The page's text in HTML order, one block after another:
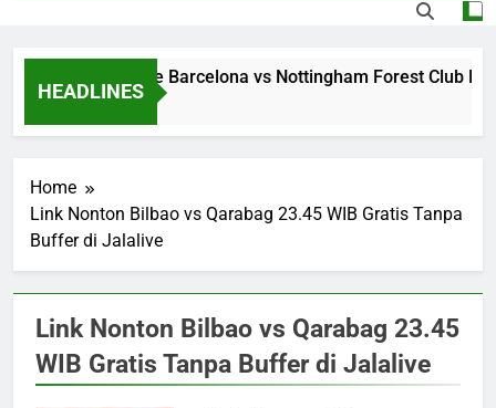
HEADLINES
Streaming Jalalive Barcelona vs Nottingham Forest Club
7 Hours Ago
Home
Link Nonton Bilbao vs Qarabag 23.45 WIB Gratis Tanpa
Buffer di Jalalive
Link Nonton Bilbao vs Qarabag 23.45
WIB Gratis Tanpa Buffer di Jalalive